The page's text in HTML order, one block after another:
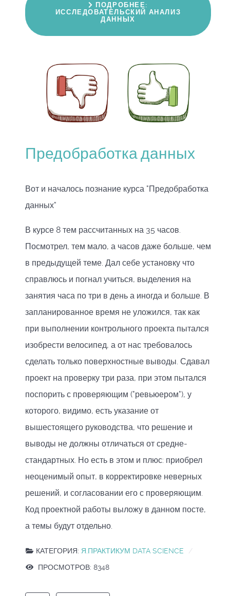
ПОДРОБНЕЕ:
ИССЛЕДОВАТЕЛЬСКИЙ АНАЛИЗ
ДАННЫХ
Предобработка данных
Вот и началось познание курса "Предобработка
данных"
В курсе 8 тем рассчитанных на 35 часов.
Посмотрел, тем мало, а часов даже больше, чем
в предыдущей теме. Дал себе установку что
справлюсь и погнал учиться, выделения на
занятия часа по три в день а иногда и больше. В
запланированное время не уложился, так как
при выполнении контрольного проекта пытался
изобрести велосипед, а от нас требовалось
сделать только поверхностные выводы. Сдавал
проект на проверку три раза, при этом пытался
поспорить с проверяющим ("ревьюером"), у
которого, видимо, есть указание от
вышестоящего руководства, что решение и
выводы не должны отличаться от средне-
стандартных. Но есть в этом и плюс: приобрел
неоценимый опыт, в корректировке неверных
решений, и согласовании его с проверяющим.
Код проектной работы выложу в данном посте,
а темы будут отдельно.
КАТЕГОРИЯ: Я.ПРАКТИКУМ DATA SCIENCE
ПРОСМОТРОВ: 8348